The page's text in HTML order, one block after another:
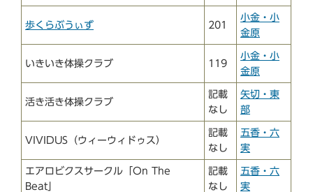
歩くらぶうぃず 201
小金・小
金原
いきいき体操クラブ 119
小金・小
金原
活き活き体操クラブ
記載
なし
矢切・東
部
VIVIDUS（ウィーウィドゥス）
記載
なし
五香・六
実
エアロビクスサークル「On The
Beat」
記載
なし
五香・六
実